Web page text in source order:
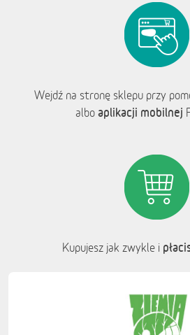
Wejdź na stronę sklepu przy
albo aplikacji mobilnej
Kupujesz jak zwykle i